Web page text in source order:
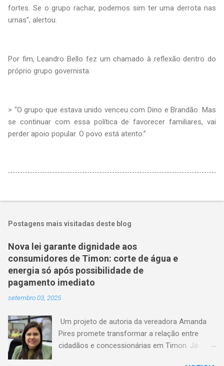
fortes. Se o grupo rachar, podemos sim ter uma derrota nas
urnas”, alertou.
Por fim, Leandro Bello fez um chamado à reflexão dentro do
próprio grupo governista:
> “O grupo que estava unido venceu com Dino e Brandão. Mas
se continuar com essa política de favorecer familiares, vai
perder apoio popular. O povo está atento.”
Postagens mais visitadas deste blog
Nova lei garante dignidade aos
consumidores de Timon: corte de água e
energia só após possibilidade de
pagamento imediato
setembro 03, 2025
Um projeto de autoria da vereadora Amanda
Pires promete transformar a relação entre
cidadãos e concessionárias em Timon. Já